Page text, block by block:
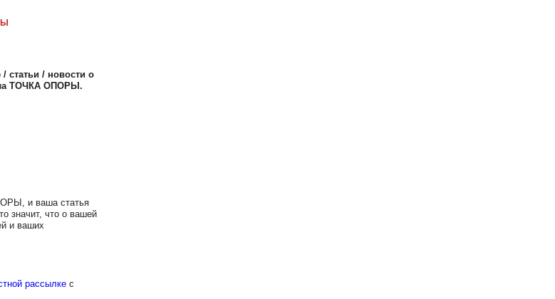
статьи / новости о
ТОЧКА ОПОРЫ.
и ваша статья
значит, что о вашей
и ваших
рассылке с